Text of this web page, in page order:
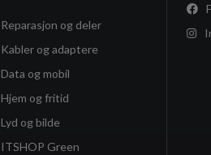
Reparasjon og deler
Kabler og adaptere
Data og mobil
Hjem og fritid
Lyd og bilde
ITSHOP Green